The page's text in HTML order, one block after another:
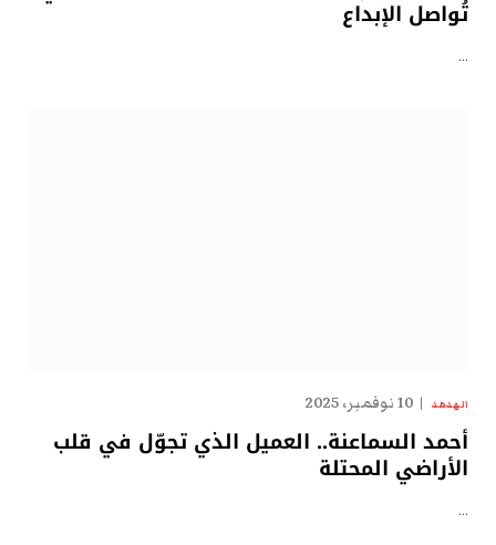
تُواصل الإبداع
…
الهدهد 10 نوفمبر، 2025
أحمد السماعنة.. العميل الذي تجوّل في قلب
الأراضي المحتلة
…